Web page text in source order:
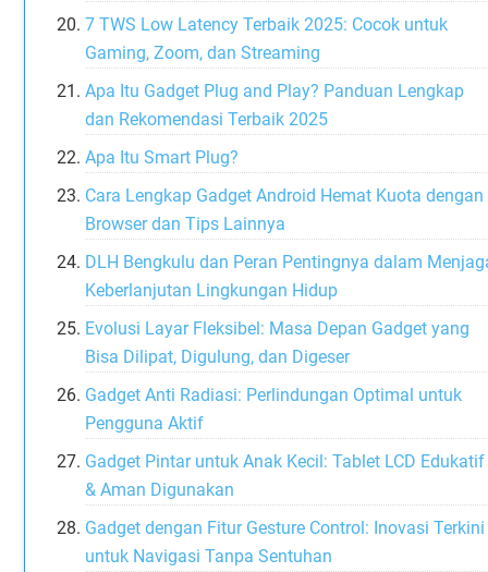
7 TWS Low Latency Terbaik 2025: Cocok untuk
Gaming, Zoom, dan Streaming
Apa Itu Gadget Plug and Play? Panduan Lengkap
dan Rekomendasi Terbaik 2025
Apa Itu Smart Plug?
Cara Lengkap Gadget Android Hemat Kuota dengan
Browser dan Tips Lainnya
DLH Bengkulu dan Peran Pentingnya dalam
Keberlanjutan Lingkungan Hidup
Evolusi Layar Fleksibel: Masa Depan Gadget yang
Bisa Dilipat, Digulung, dan Digeser
Gadget Anti Radiasi: Perlindungan Optimal untuk
Pengguna Aktif
Gadget Pintar untuk Anak Kecil: Tablet LCD Edukatif
& Aman Digunakan
Gadget dengan Fitur Gesture Control: Inovasi Terkini
untuk Navigasi Tanpa Sentuhan